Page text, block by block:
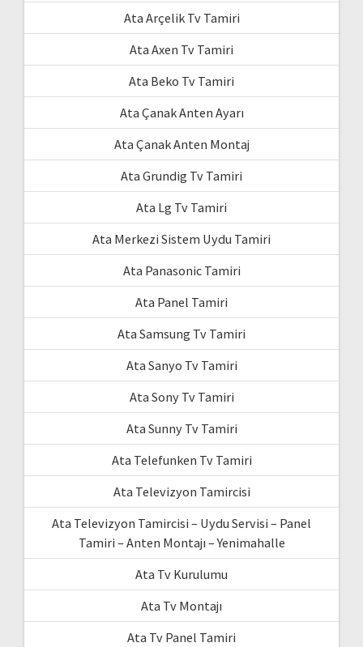
Ata Arçelik Tv Tamiri
Ata Axen Tv Tamiri
Ata Beko Tv Tamiri
Ata Çanak Anten Ayarı
Ata Çanak Anten Montaj
Ata Grundig Tv Tamiri
Ata Lg Tv Tamiri
Ata Merkezi Sistem Uydu Tamiri
Ata Panasonic Tamiri
Ata Panel Tamiri
Ata Samsung Tv Tamiri
Ata Sanyo Tv Tamiri
Ata Sony Tv Tamiri
Ata Sunny Tv Tamiri
Ata Telefunken Tv Tamiri
Ata Televizyon Tamircisi
Ata Televizyon Tamircisi – Uydu Servisi – Panel
Tamiri – Anten Montajı – Yenimahalle
Ata Tv Kurulumu
Ata Tv Montajı
Ata Tv Panel Tamiri